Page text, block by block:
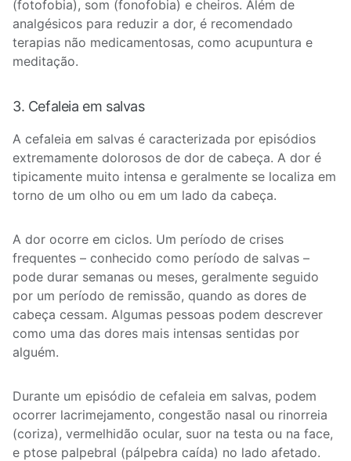
(fotofobia), som (fonofobia) e cheiros. Além de
analgésicos para reduzir a dor, é recomendado
terapias não medicamentosas, como acupuntura e
meditação.
3. Cefaleia em salvas
A cefaleia em salvas é caracterizada por episódios
extremamente dolorosos de dor de cabeça. A dor é
tipicamente muito intensa e geralmente se localiza em
torno de um olho ou em um lado da cabeça.
A dor ocorre em ciclos. Um período de crises
frequentes – conhecido como período de salvas –
pode durar semanas ou meses, geralmente seguido
por um período de remissão, quando as dores de
cabeça cessam. Algumas pessoas podem descrever
como uma das dores mais intensas sentidas por
alguém.
Durante um episódio de cefaleia em salvas, podem
ocorrer lacrimejamento, congestão nasal ou rinorreia
(coriza), vermelhidão ocular, suor na testa ou na face,
e ptose palpebral (pálpebra caída) no lado afetado.